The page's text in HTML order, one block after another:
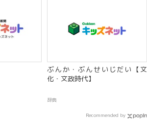
ぶんか・ぶんせいじだい【文
化・文政時代】
辞典
Recommended by